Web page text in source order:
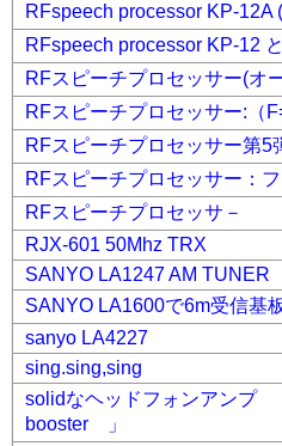
RFspeech processor KP-12A
RFspeech processor KP-12
RFスピーチプロセッサー(オ
RFスピーチプロセッサー:（
RFスピーチプロセッサー第5
RFスピーチプロセッサー：
RFスピーチプロセッサ－
RJX-601 50Mhz TRX
SANYO LA1247 AM TUNER
SANYO LA1600で6m受信基
sanyo LA4227
sing.sing,sing
solidなヘッドフォンアン
booster 」